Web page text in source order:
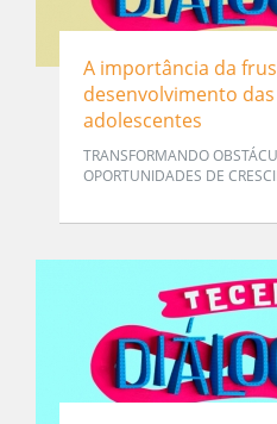
A importância da
desenvolvimento
adolescentes
TRANSFORMANDO
OPORTUNIDADES DE